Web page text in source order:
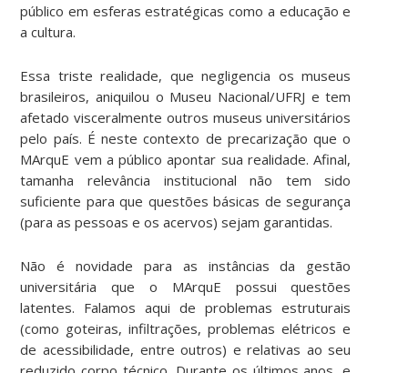
público em esferas estratégicas como a educação e
a cultura.
Essa triste realidade, que negligencia os museus
brasileiros, aniquilou o Museu Nacional/UFRJ e tem
afetado visceralmente outros museus universitários
pelo país. É neste contexto de precarização que o
MArquE vem a público apontar sua realidade. Afinal,
tamanha relevância institucional não tem sido
suficiente para que questões básicas de segurança
(para as pessoas e os acervos) sejam garantidas.
Não é novidade para as instâncias da gestão
universitária que o MArquE possui questões
latentes. Falamos aqui de problemas estruturais
(como goteiras, infiltrações, problemas elétricos e
de acessibilidade, entre outros) e relativas ao seu